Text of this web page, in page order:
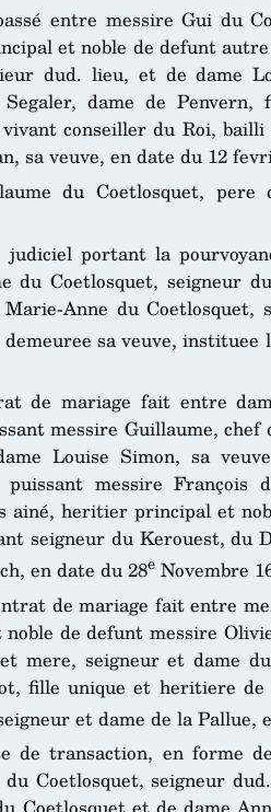
entre messire Gui du
et noble de defunt
dud. lieu, et de dame
dame de
conseiller du Roi,
sa veuve, en date du 12
du Coetlosquet,
portant la
du Coetlosquet, seigneur
Anne du Coetlosquet,
demeuree sa veuve,
de mariage fait entre
messire Guillaume,
Louise Simon, sa
messire François
ainé, heritier principal et
seigneur du Kerouest, du
en date du 28e Novembre
de mariage fait entre
de defunt messire
mere, seigneur et dame
fille unique et heritiere
et dame de la Pallue,
de transaction, en forme
Coetlosquet, seigneur